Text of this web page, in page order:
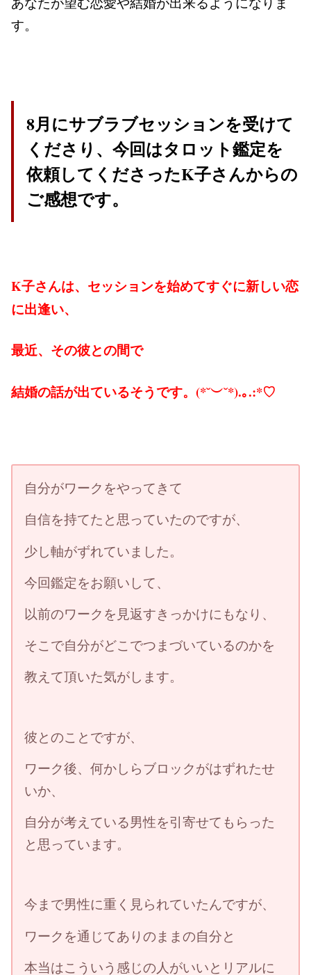
す。
8月にサブラブセッションを受けて
くださり、今回はタロット鑑定を
依頼してくださったK子さんからの
ご感想です。
K子さんは、セッションを始めてすぐに新しい恋
に出逢い、
最近、その彼との間で
結婚の話が出ているそうです。(*˘︶˘*).｡.:*♡
自分がワークをやってきて
自信を持てたと思っていたのですが、
少し軸がずれていました。
今回鑑定をお願いして、
以前のワークを見返すきっかけにもなり、
そこで自分がどこでつまづいているのかを
教えて頂いた気がします。
彼とのことですが、
ワーク後、何かしらブロックがはずれたせ
いか、
自分が考えている男性を引寄せてもらった
と思っています。
今まで男性に重く見られていたんですが、
ワークを通じてありのままの自分と
本当はこういう感じの人がいいとリアルに